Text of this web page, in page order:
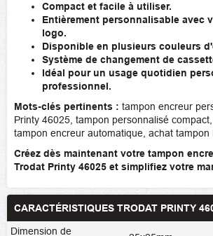
Compact et facile à utiliser.
Entièrement personnalisable avec
logo.
Disponible en plusieurs couleurs
Système de changement de
Idéal pour un usage quotidien
professionnel.
Mots-clés pertinents : tampon encreur
Printy 46025, tampon personnalisé
tampon encreur automatique, achat tampon
Créez dès maintenant votre tampon
Trodat Printy 46025 et simplifiez votre
CARACTÉRISTIQUES TRODAT PRINTY
Dimension de